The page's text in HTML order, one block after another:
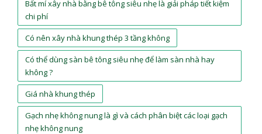
Bất mí xây nhà bằng bê tông siêu nhẹ là giải pháp tiết kiệm
chi phí
Có nên xây nhà khung thép 3 tầng không
Có thể dùng sàn bê tông siêu nhẹ để làm sàn nhà hay
không ?
Giá nhà khung thép
Gạch nhẹ không nung là gì và cách phân biệt các loại gạch
nhẹ không nung